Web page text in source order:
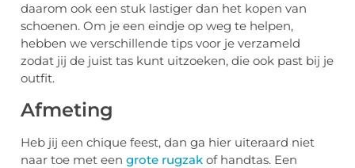
daarom ook een stuk lastiger dan het kopen van
schoenen. Om je een eindje op weg te helpen,
hebben we verschillende tips voor je verzameld
zodat jij de juist tas kunt uitzoeken, die ook past bij je
outfit.
Afmeting
Heb jij een chique feest, dan ga hier uiteraard niet
naar toe met een grote rugzak of handtas. Een